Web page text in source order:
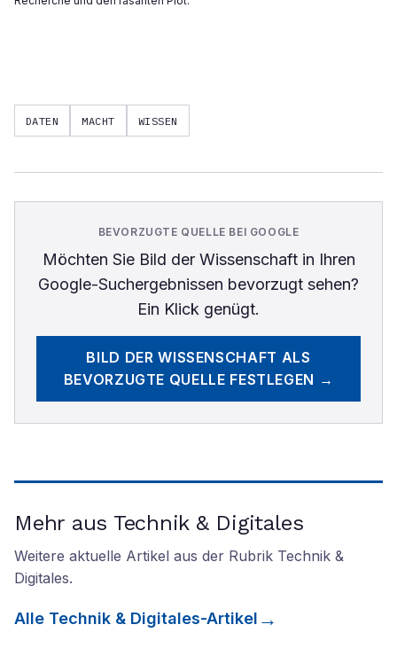
DATEN MACHT WISSEN
BEVORZUGTE QUELLE BEI GOOGLE
Möchten Sie Bild der Wissenschaftin Ihren
Google-Suchergebnissen bevorzugt sehen?
Ein Klick genügt.
BILD DER WISSENSCHAFT ALS
BEVORZUGTE QUELLE FESTLEGEN →
Mehr aus Technik & Digitales
Weitere aktuelle Artikel aus der Rubrik Technik &
Digitales.
Alle Technik & Digitales-Artikel